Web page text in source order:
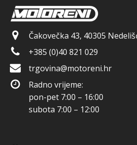
Čakovečka 43, 40305
+385 (0)40 821 029
trgovina@motoreni.hr
Radno vrijeme:
pon-pet 7:00 – 16:00
subota 7:00 – 12:00